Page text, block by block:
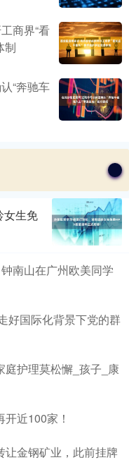
商界“看
制
“奔驰车
女生免
南山在广州欧美同学
好国际化背景下党的群
庭护理莫松懈_孩子_康
近100家！
金钢矿业，此前挂牌